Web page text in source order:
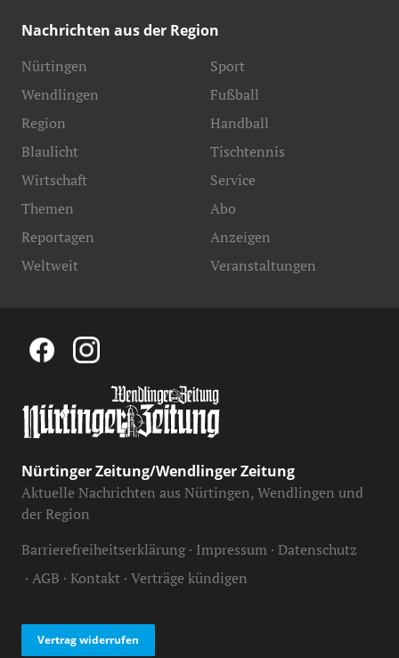
Nachrichten aus der Region
Nürtingen
Wendlingen
Region
Blaulicht
Sport
Fußball
Handball
Tischtennis
Wirtschaft
Themen
Reportagen
Weltweit
Service
Abo
Anzeigen
Veranstaltungen
Nürtinger Zeitung/Wendlinger Zeitung
Aktuelle Nachrichten aus Nürtingen, Wendlingen und
der Region
Barrierefreiheitserklärung Impressum Datenschutz
AGB Kontakt Verträge kündigen
Vertrag widerrufen